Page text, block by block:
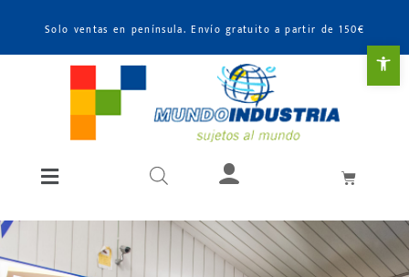
Solo ventas en península. Envío gratuito a partir de 150€